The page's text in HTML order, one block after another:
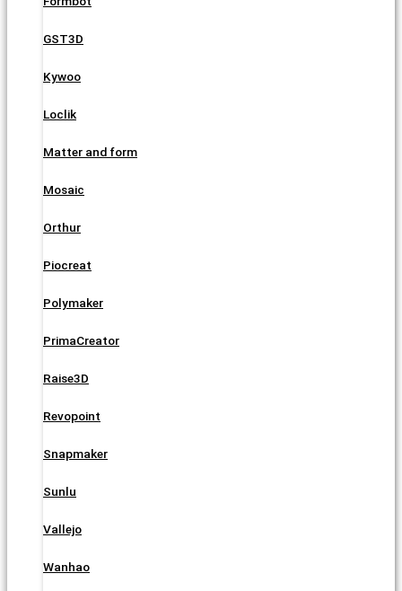
GST3D
Kywoo
Loclik
Matter and form
Mosaic
Orthur
Piocreat
Polymaker
PrimaCreator
Raise3D
Revopoint
Snapmaker
Sunlu
Vallejo
Wanhao